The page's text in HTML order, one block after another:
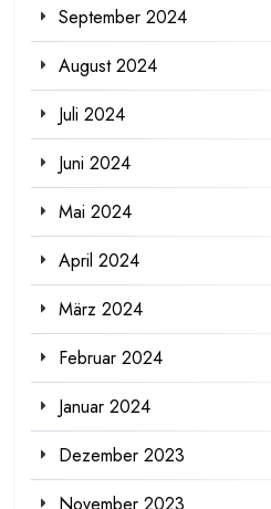
September 2024
August 2024
Juli 2024
Juni 2024
Mai 2024
April 2024
März 2024
Februar 2024
Januar 2024
Dezember 2023
November 2023